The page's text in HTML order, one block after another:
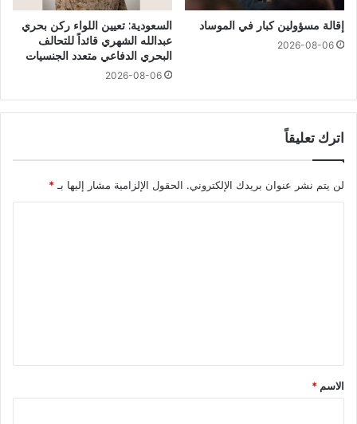
إقالة مسؤولين كبار في الموساد
2026-08-06
السعودية: تعيين اللواء ركن بحري
عبدالله الشهري قائداً للتحالف
البحري الدفاعي متعدد الجنسيات
2026-08-06
اترك تعليقاً
لن يتم نشر عنوان بريدك الإلكتروني. الحقول الإلزامية مشار إليها بـ*
*
الاسم *